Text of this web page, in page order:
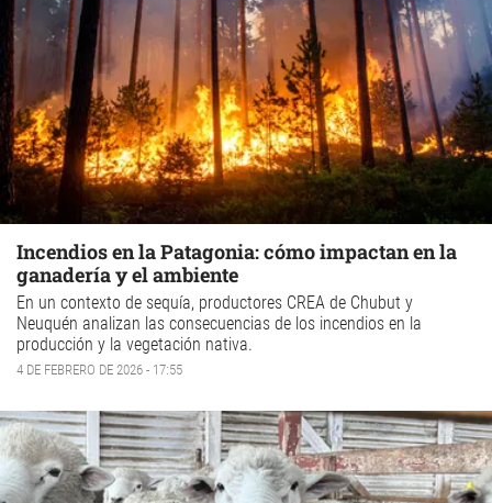
Incendios en la Patagonia: cómo impactan en la
ganadería y el ambiente
En un contexto de sequía, productores CREA de Chubut y
Neuquén analizan las consecuencias de los incendios en la
producción y la vegetación nativa.
4 DE FEBRERO DE 2026 - 17:55